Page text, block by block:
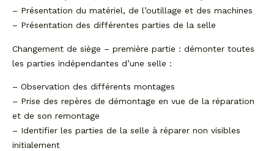
– Présentation du matériel, de l’outillage et des machines
– Présentation des différentes parties de la selle
Changement de siège – première partie : démonter toutes
les parties indépendantes d’une selle :
– Observation des différents montages
– Prise des repères de démontage en vue de la réparation
et de son remontage
– Identifier les parties de la selle à réparer non visibles
initialement